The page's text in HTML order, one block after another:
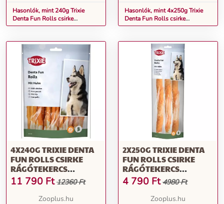
Hasonlók, mint 240g Trixie
Denta Fun Rolls csirke
rágótekercs kutyáknak, 30xkb.
Hasonlók, mint 4x250g Trixie
Denta Fun Rolls csirke
rágótekercs kutyáknak, 12xkb.
4X240G TRIXIE DENTA
FUN ROLLS CSIRKE
RÁGÓTEKERCS
KUTYÁKNAK, 120XKB.
12CM
11 790 Ft 12360 Ft
Zooplus.hu
2X250G TRIXIE DENTA
FUN ROLLS CSIRKE
RÁGÓTEKERCS
KUTYÁKNAK, 6XKB.
28CM
4 790 Ft 4980 Ft
Zooplus.hu